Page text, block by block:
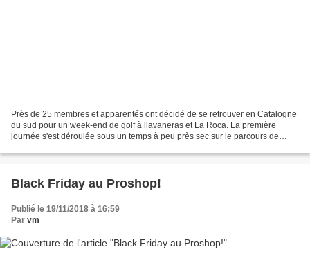
Près de 25 membres et apparentés ont décidé de se retrouver en Catalogne
du sud pour un week-end de golf à llavaneras et La Roca. La première
journée s'est déroulée sous un temps à peu près sec sur le parcours de
Black Friday au Proshop!
Publié le 19/11/2018 à 16:59
Par vm